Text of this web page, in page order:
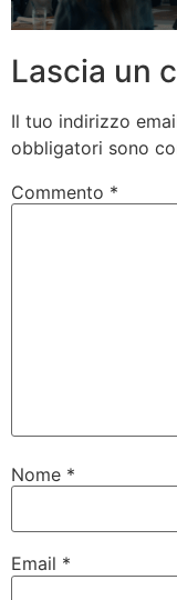
Lascia un
Il tuo indirizzo
obbligatori sono
Commento *
Nome *
Email *